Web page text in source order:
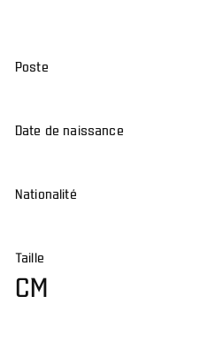
Poste
Date de naissance
Nationalité
Taille
CM